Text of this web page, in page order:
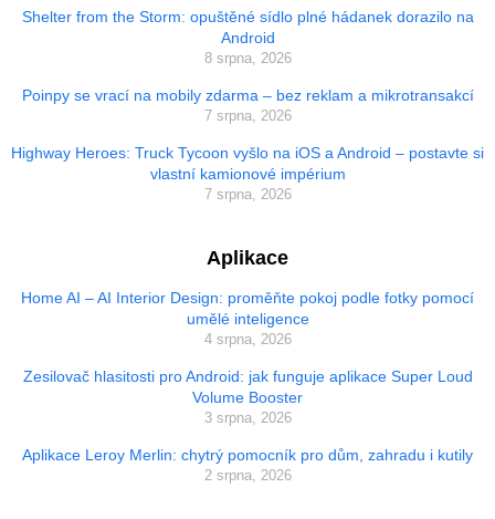
Shelter from the Storm: opuštěné sídlo plné hádanek dorazilo na
Android
8 srpna, 2026
Poinpy se vrací na mobily zdarma – bez reklam a mikrotransakcí
7 srpna, 2026
Highway Heroes: Truck Tycoon vyšlo na iOS a Android – postavte si
vlastní kamionové impérium
7 srpna, 2026
Aplikace
Home AI – AI Interior Design: proměňte pokoj podle fotky pomocí
umělé inteligence
4 srpna, 2026
Zesilovač hlasitosti pro Android: jak funguje aplikace Super Loud
Volume Booster
3 srpna, 2026
Aplikace Leroy Merlin: chytrý pomocník pro dům, zahradu i kutily
2 srpna, 2026